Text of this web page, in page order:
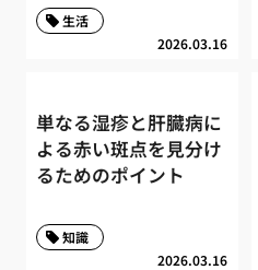
2026.03.16
生活
単なる湿疹と肝臓病に
よる赤い斑点を見分け
るためのポイント
2026.03.16
知識